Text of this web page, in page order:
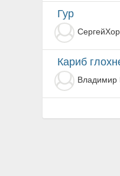
гур
Кариб
Владимир